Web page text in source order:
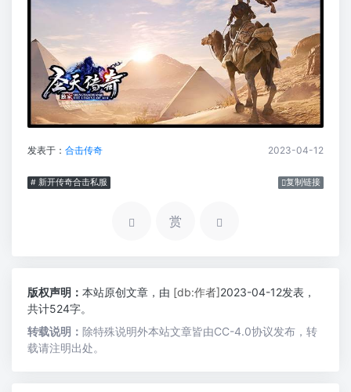
发表于： 合击传奇 2023-04-12
# 新开传奇合击私服 复制链接
赏
版权声明： 本站原创文章，由 [db:作者]2023-04-12发表，
共计524字。
转载说明： 除特殊说明外本站文章皆由CC-4.0协议发布，转
载请注明出处。